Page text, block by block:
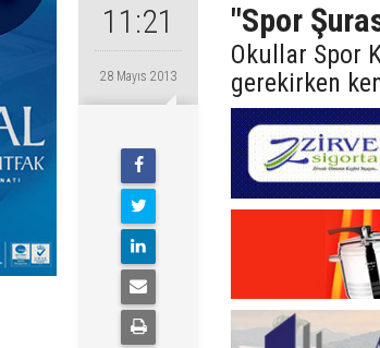
11:21
28 Mayıs 2013
"Spor
Okullar Spor
gerekirken